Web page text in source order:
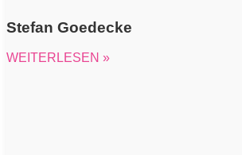
Stefan Goedecke
WEITERLESEN »